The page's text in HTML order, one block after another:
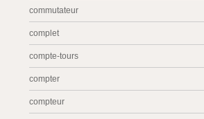
commutateur
complet
compte-tours
compter
compteur